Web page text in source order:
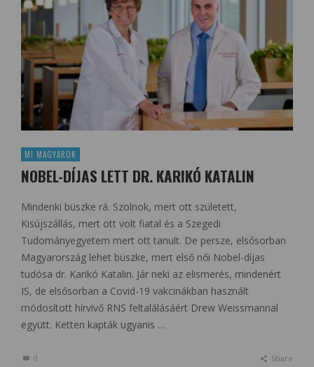
MI MAGYAROK
NOBEL-DÍJAS LETT DR. KARIKÓ KATALIN
Mindenki büszke rá. Szolnok, mert ott született,
Kisújszállás, mert ott volt fiatal és a Szegedi
Tudományegyetem mert ott tanult. De persze, elsősorban
Magyarország lehet büszke, mert első női Nobel-díjas
tudósa dr. Karikó Katalin. Jár neki az elismerés, mindenért
IS, de elsősorban a Covid-19 vakcinákban használt
módosított hírvivő RNS feltalálásáért Drew Weissmannal
együtt. Ketten kapták ugyanis …
0 Share